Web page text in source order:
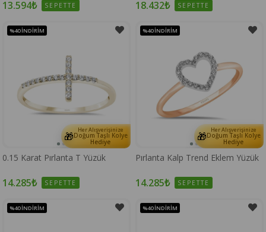
13.594₺ SEPETTE 18.432₺ SEPETTE
🎁 Her Alışverişinize
Doğum Taşlı Kolye
Hediye
0.15 Karat Pırlanta T Yüzük
14.285₺ SEPETTE
%40İNDIRIM
🎁 Her Alışverişinize
Doğum Taşlı Kolye
Hediye
Pırlanta Kalp Trend Eklem Yüzük
14.285₺ SEPETTE
%40İNDIRIM
%40İNDIRIM %40İNDIRIM